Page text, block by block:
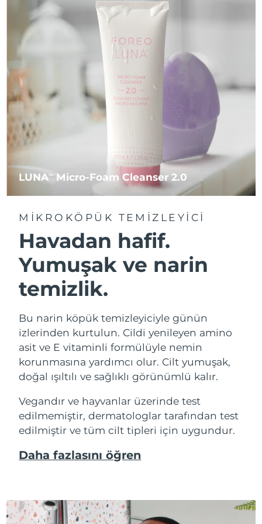
LUNATM Micro-Foam Cleanser 2.0
MIKROKÖPÜK TEMIZLEYICI
Havadan hafif.
Yumuşak ve narin
temizlik.
Bu narin köpük temizleyiciyle günün
izlerinden kurtulun. Cildi yenileyen amino
asit ve E vitaminli formülüyle nemin
korunmasına yardımcı olur. Cilt yumuşak,
doğal ışıltılı ve sağlıklı görünümlü kalır.
Vegandır ve hayvanlar üzerinde test
edilmemiştir, dermatologlar tarafından test
edilmiştir ve tüm cilt tipleri için uygundur.
Daha fazlasını öğren